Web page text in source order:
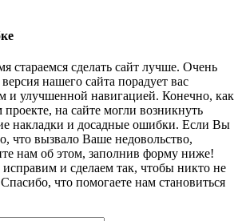
стараемся сделать сайт лучше. Очень
нашего сайта порадует вас
и улучшенной навигацией. Конечно, как
на сайте могли возникнуть
накладки и досадные ошибки. Если Вы
что вызвало Ваше недовольство,
нам об этом, заполнив форму ниже!
и сделаем так, чтобы никто не
что помогаете нам становиться